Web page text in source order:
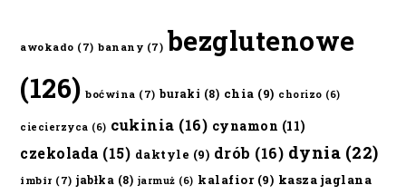
awokado (7) banany (7) bezglutenowe
(126) boćwina (7) buraki (8) chia (9) chorizo (6)
ciecierzyca (6) cukinia (16) cynamon (11)
czekolada (15) daktyle (9) drób (16) dynia (22)
imbir (7) jabłka (8) jarmuż (6) kalafior(9) kasza jaglana